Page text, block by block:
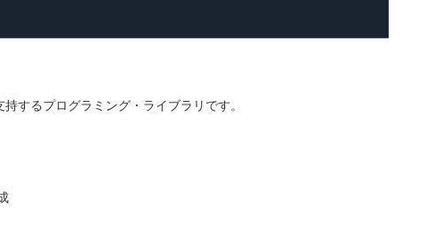
するプログラミング・ライブラリです。